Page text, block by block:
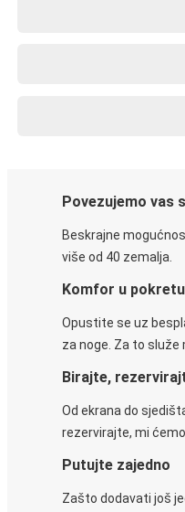
Povezujemo vas
Beskrajne
više od 40 zemalja.
Komfor u pokretu
Opustite se uz
za noge. Za to služe
Birajte,
Od ekrana do
rezervirajte, mi
Putujte zajedno
Zašto dodavati još